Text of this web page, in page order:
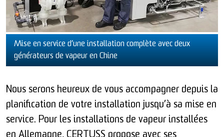
Mise en service d’une installation complète avec deux
générateurs de vapeur en Chine
Nous serons heureux de vous accompagner depuis la
planification de votre installation jusqu’à sa mise en
service. Pour les installations de vapeur installées
en Allemagne, CERTUSS propose avec ses